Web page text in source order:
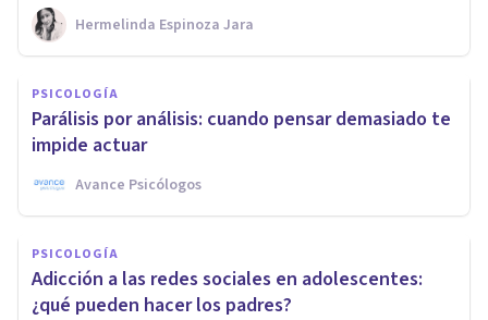
Hermelinda Espinoza Jara
PSICOLOGÍA
Parálisis por análisis: cuando pensar demasiado te
impide actuar
Avance Psicólogos
PSICOLOGÍA
Adicción a las redes sociales en adolescentes:
¿qué pueden hacer los padres?